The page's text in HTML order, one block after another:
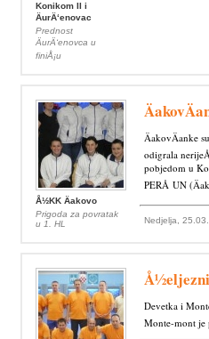
Konikom II i
ÄurÄ‘enovac
Prednost
ÄurÄ‘enovca u
finiÅ¡u
Å½KK Äakovo
Prigoda za povratak
u 1. HL
ÄakovÄanke
odigrala
pobjedom u
PERÅ UN
Nedjelja,
Devetka i
Monte-mont je